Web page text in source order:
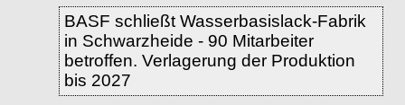
BASF schließt Wasserbasislack-Fabrik
in Schwarzheide - 90 Mitarbeiter
betroffen. Verlagerung der Produktion
bis 2027